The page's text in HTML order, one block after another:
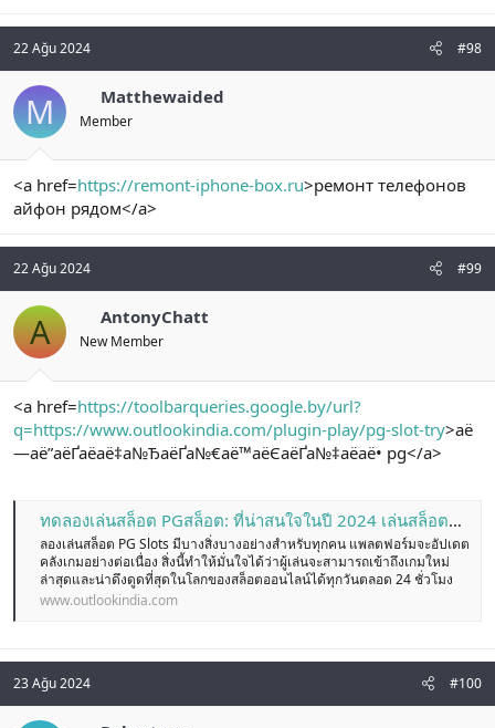
22 Ağu 2024 #98
M Matthewaided
Member
<a href=https://remont-iphone-box.ru>ремонт телефонов
айфон рядом</a>
22 Ağu 2024 #99
A AntonyChatt
New Member
<a href=https://toolbarqueries.google.by/url?
q=https://www.outlookindia.com/plugin-play/pg-slot-try>аё
—аё”аёҐаёаё‡а№ЂаёҐа№€аё™аёЄаёҐа№‡аёаё• pg</a>
ทดลองเล่นสล็อต PGสล็อต: ที่น่าสนใจในปี 2024 เล่นสล็อตออนไลน์ ที่ดีที่สุด มีเกมหลากหลาย ความปลอดภัยสูงสุด
ลองเล่นสล็อต PG Slots มีบางสิ่งบางอย่างสำหรับทุกคน แพลตฟอร์มจะอัปเดต
คลังเกมอย่างต่อเนื่อง สิ่งนี้ทำให้มั่นใจได้ว่าผู้เล่นจะสามารถเข้าถึงเกมใหม่
ล่าสุดและน่าดึงดูดที่สุดในโลกของสล็อตออนไลน์ได้ทุกวันตลอด 24 ชั่วโมง
www.outlookindia.com
23 Ağu 2024 #100